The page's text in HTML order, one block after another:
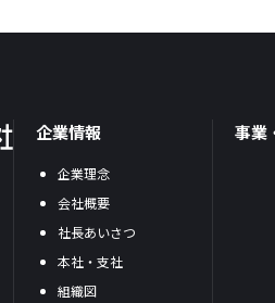
企業情報
企業理念
会社概要
社長あいさつ
本社・支社
組織図
事業